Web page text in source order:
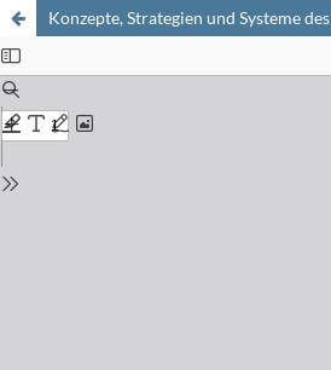
Konzepte, Strategien und Systeme